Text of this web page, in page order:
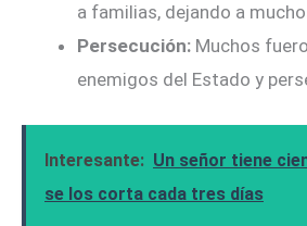
a familias, dejando a
Persecución: Muchos
enemigos del Estado y
Interesante: Un señor tiene
se los corta cada tres días